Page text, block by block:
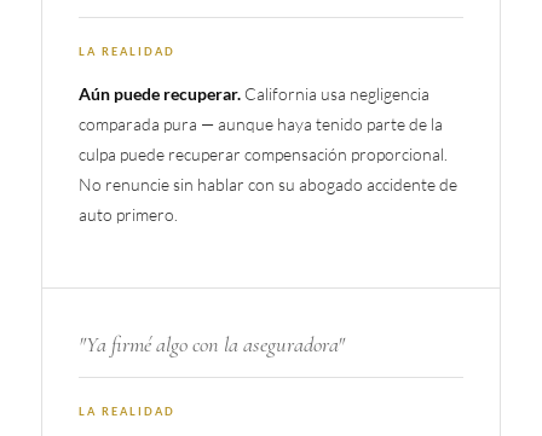
LA REALIDAD
Aún puede recuperar. California usa negligencia
comparada pura — aunque haya tenido parte de la
culpa puede recuperar compensación proporcional.
No renuncie sin hablar con su abogado accidente de
auto primero.
"Ya firmé algo con la aseguradora"
LA REALIDAD